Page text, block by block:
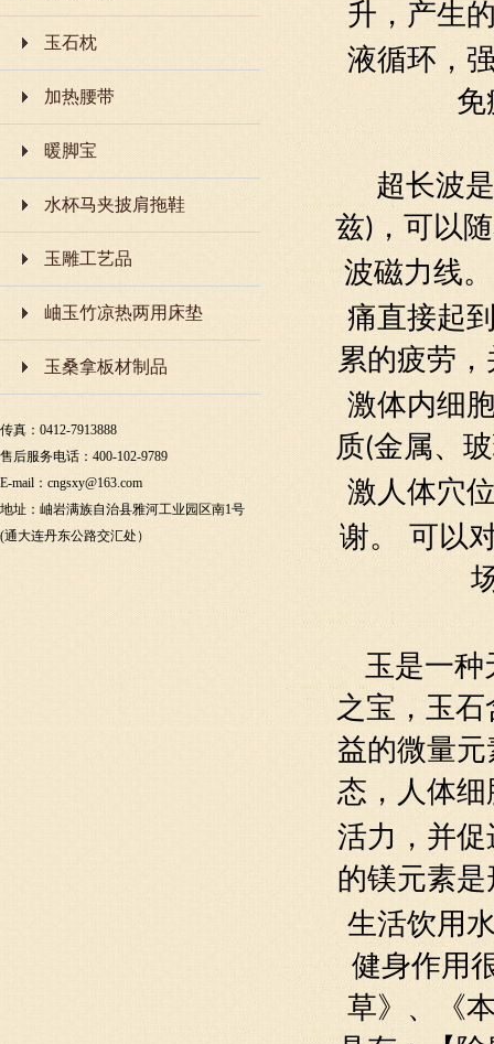
玉石枕
加热腰带
暖脚宝
水杯马夹披肩拖鞋
玉雕工艺品
岫玉竹凉热两用床垫
玉桑拿板材制品
传真：0412-7913888
售后服务电话：400-102-9789
E-mail： cngsxy@163.com
地址：岫岩满族自治县雅河工业园区南1号
(通大连丹东公路交汇处）
升，产生
液循环 ，
免
超长波
兹) ，可以
波磁力线
痛直接起
累的疲劳
激体内细
质(金属、
激人体穴
谢。
可以
玉是一种
之宝，玉石
益的微量
态，人体
活力 ，并促
的镁元素
生活饮用
健身作用
草》、《